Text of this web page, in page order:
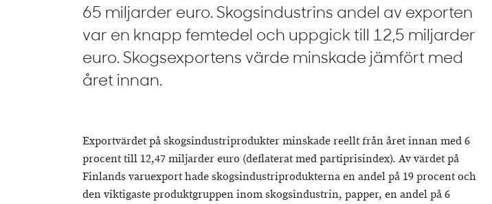
65 miljarder euro. Skogsindustrins andel av exporten
var en knapp femtedel och uppgick till 12,5 miljarder
euro. Skogsexportens värde minskade jämfört med
året innan.
Exportvärdet på skogsindustriprodukter minskade reellt från året innan med 6
procent till 12,47 miljarder euro (deflaterat med partiprisindex). Av värdet på
Finlands varuexport hade skogsindustriprodukterna en andel på 19 procent och
den viktigaste produktgruppen inom skogsindustrin, papper, en andel på 6